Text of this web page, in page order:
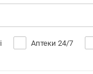
Аптеки 24/7